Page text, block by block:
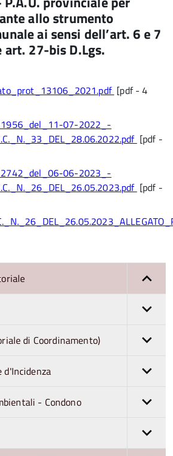
allo strumento
ai sensi dell’art. 6 e 7
27-bis D.Lgs.
[pdf - 4
07-2022_-
[pdf -
06-2023_-
[pdf -
di Coordinamento)
d'Incidenza
- Condono